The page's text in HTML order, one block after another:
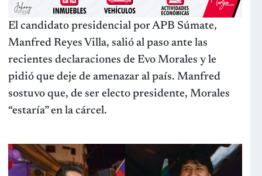
El candidato presidencial por APB Súmate,
Manfred Reyes Villa, salió al paso ante las
recientes declaraciones de Evo Morales y le
pidió que deje de amenazar al país. Manfred
sostuvo que, de ser electo presidente, Morales
“estaría” en la cárcel.